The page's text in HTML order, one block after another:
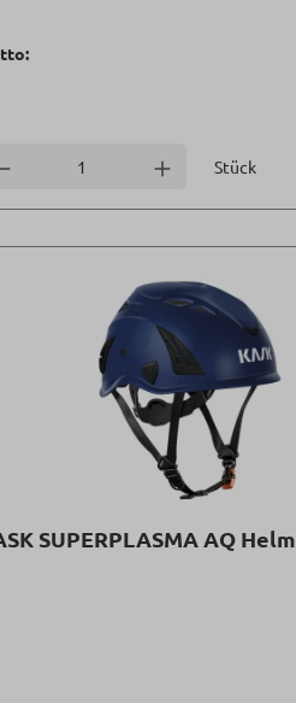
verringern Anzahl erhöhen
SUPERPLASMA AQ Helm